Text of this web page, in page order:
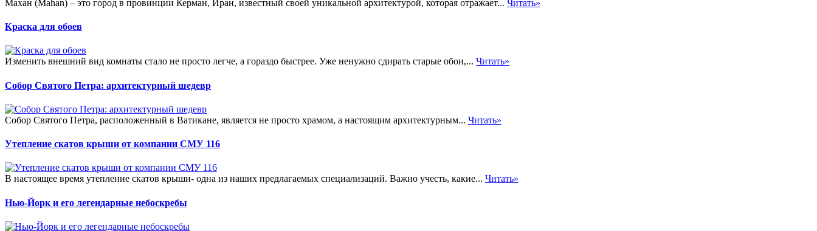
Махан (Mahan) – это город в провинции Керман, Иран, известный своей уникальной архитектурой, которая отражает... Читать»
Краска для обоев
Изменить внешний вид комнаты стало не просто легче, а гораздо быстрее. Уже ненужно сдирать старые обои,... Читать»
Собор Святого Петра: архитектурный шедевр
Собор Святого Петра, расположенный в Ватикане, является не просто храмом, а настоящим архитектурным... Читать»
Утепление скатов крыши от компании СМУ 116
В настоящее время утепление скатов крыши- одна из наших предлагаемых специализаций. Важно учесть, какие... Читать»
Нью-Йорк и его легендарные небоскребы